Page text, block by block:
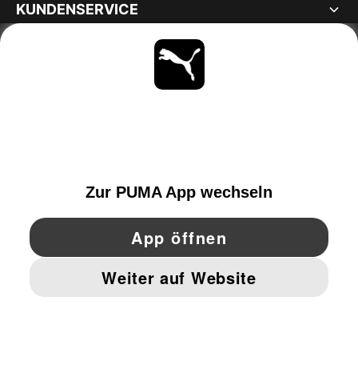
KUNDENSERVICE
BLEIBE IMMER AUF DEM LAUFENDEN
YouTube Pinterest
IMPRESSUM UND RECHTLICHE HINWEISE